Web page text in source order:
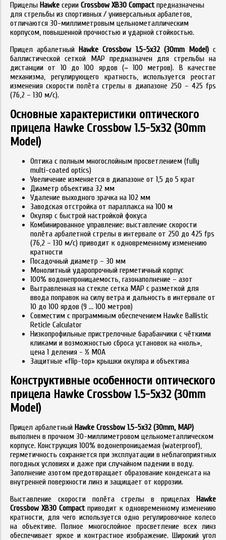
Прицелы Hawke серии Crossbow XB30 Compactпредназначены
для стрельбы из спортивных / универсальных арбалетов,
отличаются 30-миллиметровым цельнометаллическим
корпусом, повышенной прочностью и ударной стойкостью.
Прицел арбалетныйHawke Crossbow 1.5-5x32 (30mm Model)с
баллистической сеткой MAP предназначен для стрельбы на
дистанции от 10 до 100 ярдов (~ 100 метров). В качестве
механизма, регулирующего кратность, используется реостат
изменения скорости полёта стрелы в диапазоне 250 – 425 fps
(76,2 – 130 м/с).
Основные характеристики оптического
прицела Hawke Crossbow 1.5-5x32 (30mm
Model)
Оптика с полным многослойным просветлением (fully
multi-coated optics)
Увеличение изменяется в диапазоне от 1,5 до 5 крат
Диаметр объектива 32 мм
Удаление выходного зрачка на 102 мм
Заводская отстройка от параллакса на 100 м
Окуляр с быстрой настройкой фокуса
Комбинированное управление: выставление скорости
полёта арбалетной стрелы в интервале от 250 до 425 fps
(76,2 – 130 м/с) приводит к одновременному изменению
кратности
Посадочный диаметр – 30 мм
Монолитный ударопрочный герметичный корпус
100% водонепроницаемость, газонаполнение – азот
Вытравленная на стекле сетка MAP с разметкой для
ввода поправок на силу ветра и дальность в интервале от
10 до 100 ярдов (9 … 100 метров)
Совместим с программным обеспечением Hawke Ballistic
Reticle Calculator
Низкопрофильные пристрелочные барабанчики с чёткими
кликами и возможностью сброса установок на «ноль»,
цена 1 деления - ½ MOA
Защитные «flip-top» крышки окуляра и объектива
Конструктивные особенности оптического
прицела Hawke Crossbow 1.5-5x32 (30mm
Model)
Прицел арбалетный Hawke Crossbow 1.5-5x32 (30mm, MAP)
выполнен в прочном 30-миллиметровом цельнометаллическом
корпусе. Конструкция 100% водонепроницаемая (waterproof),
герметичность сохраняется при эксплуатации в неблагоприятных
погодных условиях и даже при случайном падении в воду.
Заполнение азотом предотвращает образование конденсата на
внутренней поверхности линз и защищает от коррозии.
Выставление скорости полёта стрелы в прицелах Hawke
Crossbow XB30 Compactприводит к одновременному изменению
кратности, для чего используется одно регулировочное колесо
на объективе. Полное многослойное просветление всех линз
обеспечивает яркое и контрастное изображение. Широкий угол